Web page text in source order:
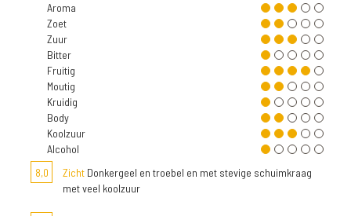
Aroma
Zoet
Zuur
Bitter
Fruitig
Moutig
Kruidig
Body
Koolzuur
Alcohol
8,0
Zicht Donkergeel en troebel en met stevige schuimkraag
met veel koolzuur